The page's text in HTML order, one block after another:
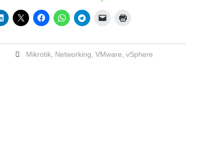
Mikrotik, Networking VMware vSphere